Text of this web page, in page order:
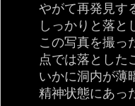
やがて再発見す
しっかりと落と
この写真を撮っ
点では落とした
いかに洞内が薄
精神状態にあっ